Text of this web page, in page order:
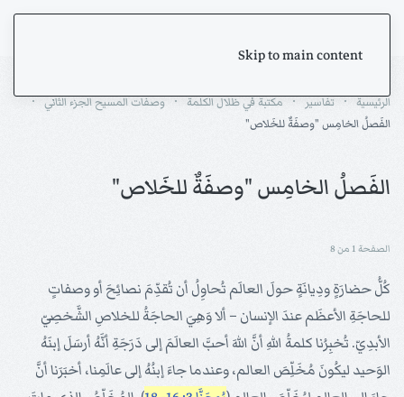
Skip to main content
الرئيسية تفاسير مكتبة في ظلال الكلمة
وصفات المسيح الجزء الثاني
الفَصلُ الخامِس "وصفَةٌ للخَلاص"
الفَصلُ الخامِس "وصفَةٌ للخَلاص"
الصفحة 1 من 8
كُلُّ حضارَةٍ ودِيانَةٍ حولَ العالَم تُحاوِلُ أن تُقدِّمَ نصائِحَ أو وصفاتٍ
للحاجَةِ الأعظَم عندَ الإنسان – ألا وَهِيَ الحاجَةُ للخلاصِ الشَّخصِيّ
الأبدِيّ. تُخبِرُنا كلمةُ اللهِ أنَّ اللهَ أحبَّ العالَمَ إلى دَرَجَةِ أنَّهُ أرسَلَ إبنَهُ
الوَحيد ليكُونَ مُخَلِّصَ العالم، وعندما جاءَ إبنُهُ إلى عالَمِنا، أخبَرَنا أنَّ